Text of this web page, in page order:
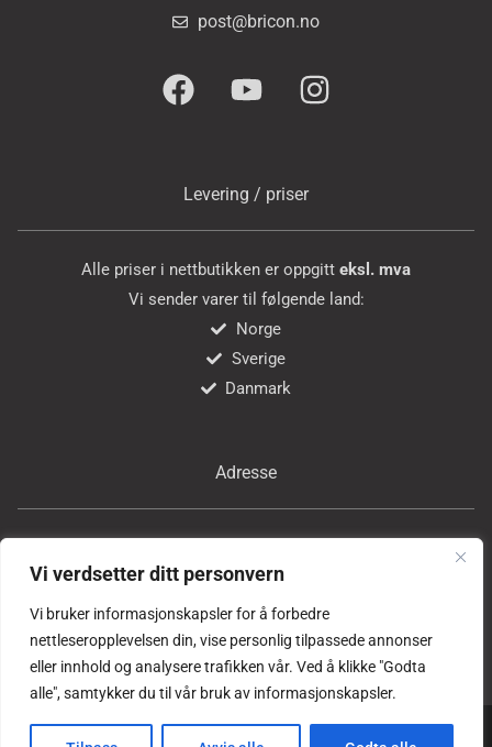
Vi verdsetter ditt personvern
Vi bruker informasjonskapsler for å forbedre
nettleseropplevelsen din, vise personlig tilpassede annonser
eller innhold og analysere trafikken vår. Ved å klikke "Godta
alle", samtykker du til vår bruk av informasjonskapsler.
post@bricon.no
Levering / priser
Alle priser i nettbutikken er oppgitt eksl. mva
Vi sender varer til følgende land:
Norge
Sverige
Danmark
Adresse
Professor Birkelands vei 24
1081 Oslo
Copyright © alle rettigheter forbeholdesBricon Tools AS